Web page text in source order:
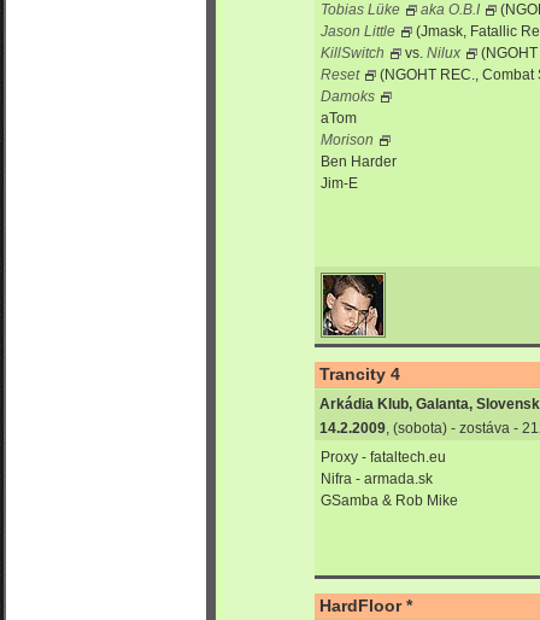
Tobias Lüke
aka O.B.I
Jason Little
(Jmask, Fatallic
KillSwitch
vs. Nilux
Reset
(NGOHT REC., Combat
Damoks
aTom
Morison
Ben Harder
Jim-E
Trancity 4
Arkádia Klub, Galanta,
14.2.2009 , (sobota) - zostáva -
Proxy - fataltech.eu
Nifra - armada.sk
GSamba & Rob Mike
HardFloor *